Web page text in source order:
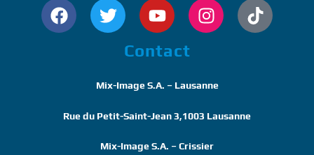
Contact
Mix-Image S.A. – Lausanne
Rue du Petit-Saint-Jean 3,1003 Lausanne
Mix-Image S.A. – Crissier